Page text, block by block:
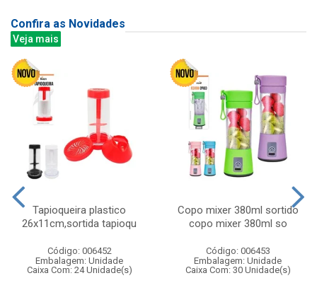
Confira as Novidades
Veja mais
Tapioqueira plastico
26x11cm,sortida tapioqu
Código: 006452
Embalagem: Unidade
Caixa Com: 24 Unidade(s)
Copo mixer 380ml sortido
copo mixer 380ml so
Código: 006453
Embalagem: Unidade
Caixa Com: 30 Unidade(s)